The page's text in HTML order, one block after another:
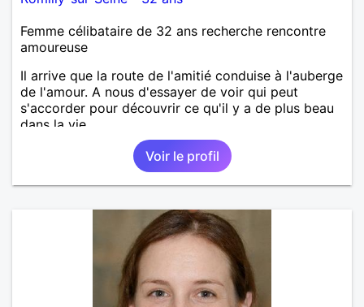
Femme célibataire de 32 ans recherche rencontre
amoureuse
Il arrive que la route de l'amitié conduise à l'auberge
de l'amour. A nous d'essayer de voir qui peut
s'accorder pour découvrir ce qu'il y a de plus beau
dans la vie.
Voir le profil